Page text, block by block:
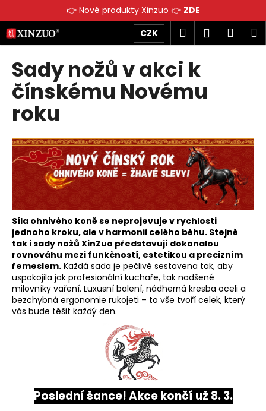
👉 Nové produkty Xinzuo 👉 ZDE
Přejít
na
obsah
CZK Hledat
Sady nožů v akci k
čínskému Novému
roku
Síla ohnivého koně se neprojevuje v rychlosti
jednoho kroku, ale v harmonii celého běhu. Stejně
tak i sady nožů XinZuo představují dokonalou
rovnováhu mezi funkčností, estetikou a precizním
řemeslem. Každá sada je pečlivě sestavena tak, aby
uspokojila jak profesionální kuchaře, tak nadšené
milovníky vaření. Luxusní balení, nádherná kresba oceli a
bezchybná ergonomie rukojeti – to vše tvoří celek, který
vás bude těšit každý den.
Poslední šance! Akce končí už 8. 3.
o
š Zpět
Zpět
C
o
p
o
t
ř
e
b
u
j
e
t
e
n
a
j
í
HLEDAT